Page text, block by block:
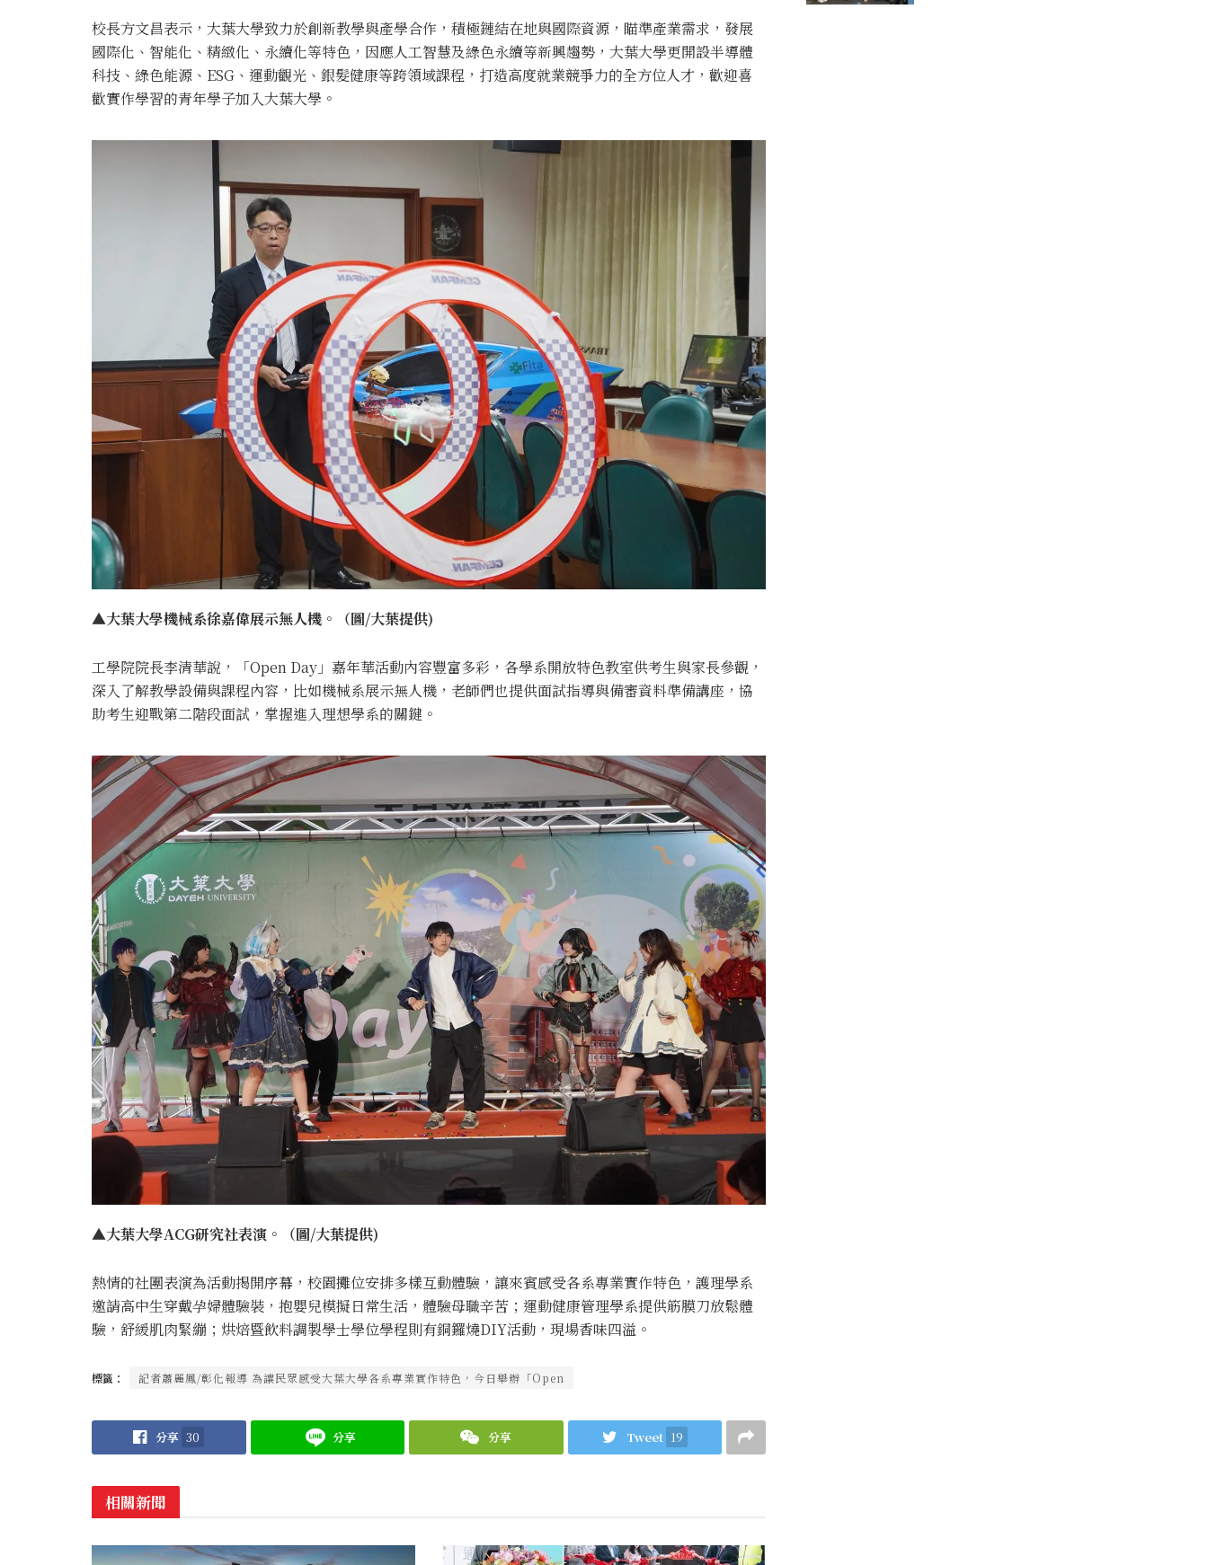
校長方文昌表示，大葉大學致力於創新教學與產學合作，積極鏈結在地與國際資源，瞄準產業需求，發展
國際化、智能化、精緻化、永續化等特色，因應人工智慧及綠色永續等新興趨勢，大葉大學更開設半導體
科技、綠色能源、ESG、運動觀光、銀髮健康等跨領域課程，打造高度就業競爭力的全方位人才，歡迎喜
歡實作學習的青年學子加入大葉大學。
▲大葉大學機械系徐嘉偉展示無人機。（圖/大葉提供)
工學院院長李清華說，「Open Day」嘉年華活動內容豐富多彩，各學系開放特色教室供考生與家長參觀，
深入了解教學設備與課程內容，比如機械系展示無人機，老師們也提供面試指導與備審資料準備講座，協
助考生迎戰第二階段面試，掌握進入理想學系的關鍵。
▲大葉大學ACG研究社表演。（圖/大葉提供)
熱情的社團表演為活動揭開序幕，校園攤位安排多樣互動體驗，讓來賓感受各系專業實作特色，護理學系
邀請高中生穿戴孕婦體驗裝，抱嬰兒模擬日常生活，體驗母職辛苦；運動健康管理學系提供筋膜刀放鬆體
驗，舒緩肌肉緊繃；烘焙暨飲料調製學士學位學程則有銅鑼燒DIY活動，現場香味四溢。
標籤： 記者蕭麗鳳/彰化報導 為讓民眾感受大葉大學各系專業實作特色，今日舉辦「Open
分享 30 分享 分享 Tweet 19
相關新聞